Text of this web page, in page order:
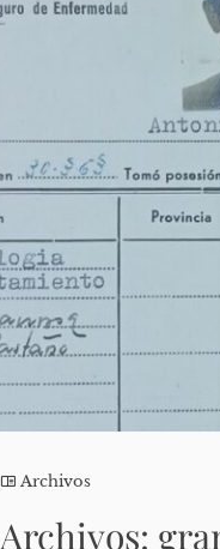
Archivos
Archivos: